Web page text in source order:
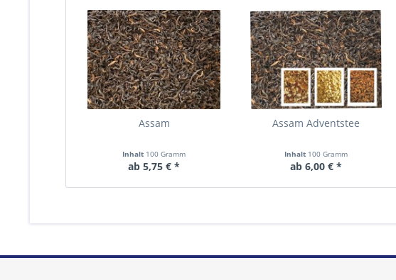
Assam
Inhalt 100 Gramm
ab 5,75 € *
Assam Adventstee
Inhalt 100 Gramm
ab 6,00 € *